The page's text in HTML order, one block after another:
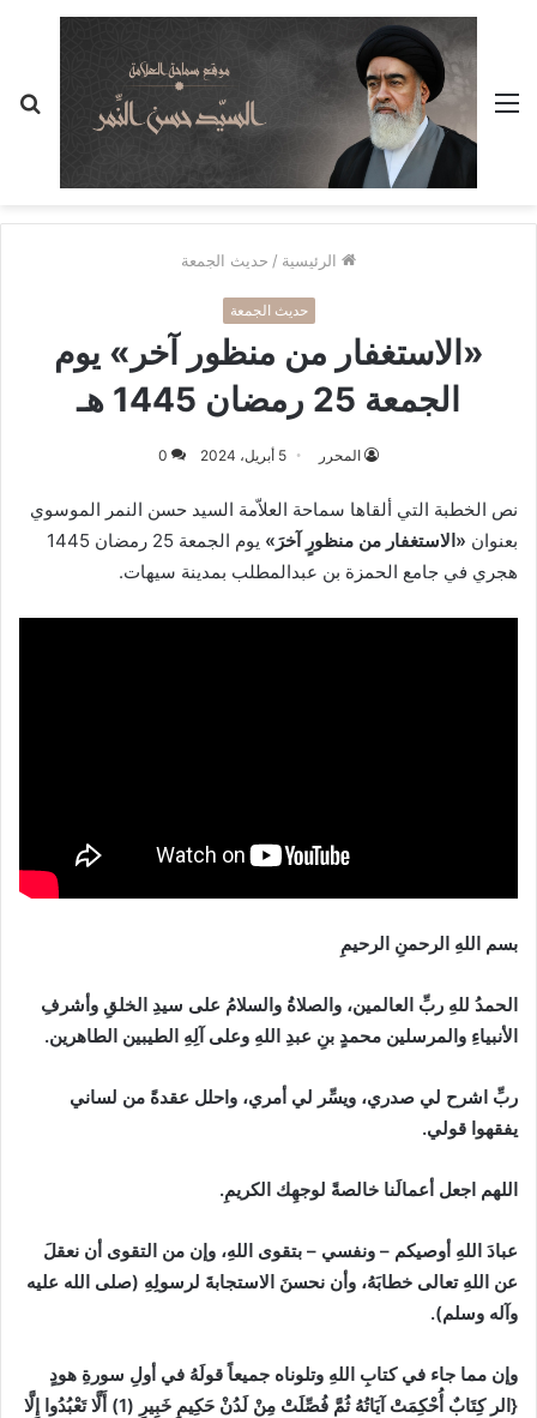
القائمة
الرئيسية / حديث الجمعة
حديث الجمعة
«الاستغفار من منظور آخر» يوم
الجمعة 25 رمضان 1445 هـ
المحرر 5 أبريل، 2024 0
نص الخطبة التي ألقاها سماحة العلاّمة السيد حسن النمر الموسوي
بعنوان «الاستغفار من منظورٍ آخرَ»
يوم الجمعة 25 رمضان 1445
هجري في جامع الحمزة بن عبدالمطلب بمدينة سيهات.
بسم اللهِ الرحمنِ الرحيمِ
الحمدُ للهِ ربِّ العالمين، والصلاةُ والسلامُ على سيدِ الخلقِ وأشرفِ
الأنبياءِ والمرسلين محمدٍ بنِ عبدِ اللهِ وعلى آلِهِ الطيبين الطاهرين.
ربِّ اشرح لي صدري، ويسِّر لي أمري، واحلل عقدةً من لساني
يفقهوا قولي.
اللهم اجعل أعمالَنا خالصةً لوجهِك الكريمِ.
عبادَ اللهِ أوصيكم – ونفسي – بتقوى اللهِ، وإن من التقوى أن نعقلَ
عن اللهِ تعالى خطابَهُ، وأن نحسنَ الاستجابةَ لرسولِهِ (صلى الله عليه
وآله وسلم).
وإن مما جاء في كتابِ اللهِ وتلوناه جميعاً قولَهُ في أولِ سورةِ هودٍ
{الر كِتَابٌ أُحْكِمَتْ آيَاتُهُ ثُمَّ فُصِّلَتْ مِنْ لَدُنْ حَكِيمٍ خَبِيرٍ (1) أَلَّا تَعْبُدُوا إِلَّا